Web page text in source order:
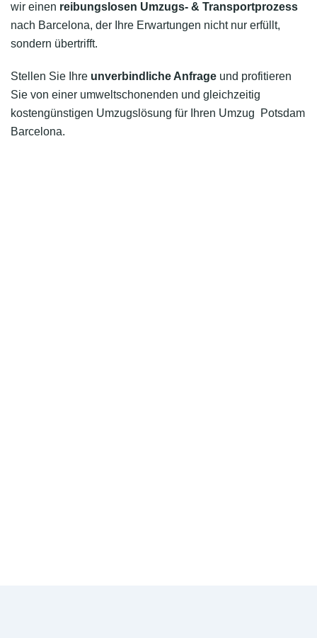
wir einen reibungslosen Umzugs- & Transportprozess
nach Barcelona, der Ihre Erwartungen nicht nur erfüllt,
sondern übertrifft.
Stellen Sie Ihre unverbindliche Anfrage und profitieren
Sie von einer umweltschonenden und gleichzeitig
kostengünstigen Umzugslösung für Ihren Umzug Potsdam
Barcelona.